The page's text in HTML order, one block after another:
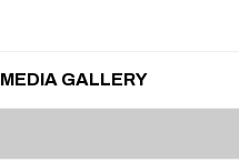
MEDIA GALLERY